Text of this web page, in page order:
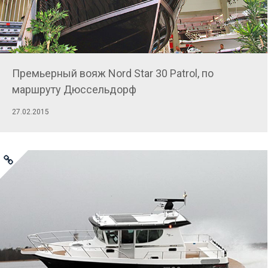
Премьерный вояж Nord Star 30 Patrol, по
маршруту Дюссельдорф
27.02.2015